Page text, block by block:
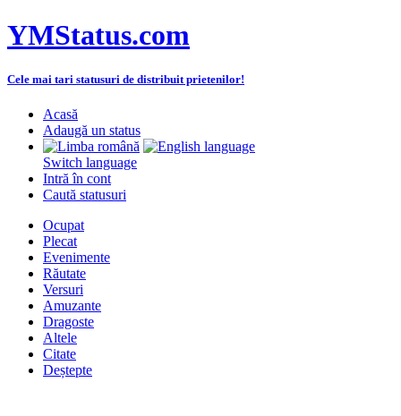
YMStatus.com
Cele mai tari statusuri de distribuit prietenilor!
Acasă
Adaugă un status
Switch language
Intră în cont
Caută statusuri
Ocupat
Plecat
Evenimente
Răutate
Versuri
Amuzante
Dragoste
Altele
Citate
Deștepte